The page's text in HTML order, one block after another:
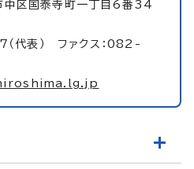
区国泰寺町一丁目6番34
代表） ファクス：082-